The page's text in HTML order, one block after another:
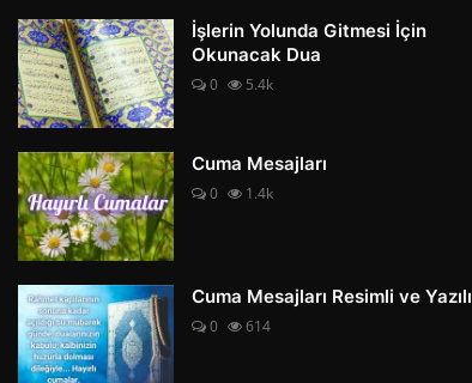
İşlerin Yolunda Gitmesi İçin
Okunacak Dua
0 5.4k
Cuma Mesajları
0 1.4k
Cuma Mesajları Resimli ve Yazılı
0 614